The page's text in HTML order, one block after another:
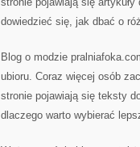
dowiedzieć się, jak dbać o
Blog o modzie
ubioru. Coraz więcej osób
stronie pojawiają się teksty
dlaczego warto wybierać